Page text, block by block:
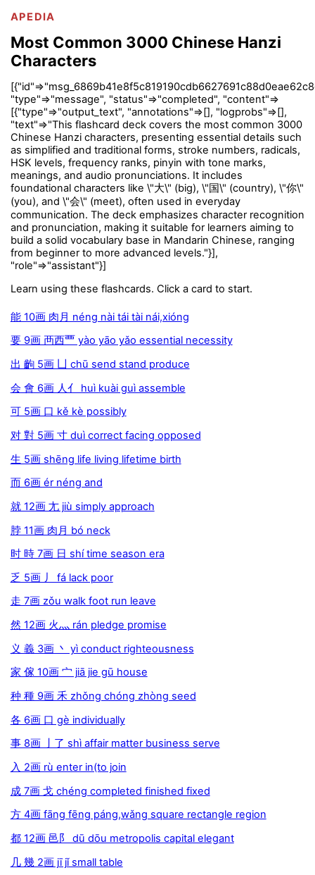
APEDIA
Most Common 3000 Chinese Hanzi
Characters
"type"=>"message", "status"=>"completed", "content"=>
[{"type"=>"output_text", "annotations"=>[], "logprobs"=>[],
"text"=>"This flashcard deck covers the most common 3000
Chinese Hanzi characters, presenting essential details such
as simplified and traditional forms, stroke numbers, radicals,
HSK levels, frequency ranks, pinyin with tone marks,
meanings, and audio pronunciations. It includes
foundational characters like \"大\" (big), \"国\" (country), \"你\"
(you), and \"会\" (meet), often used in everyday
communication. The deck emphasizes character recognition
and pronunciation, making it suitable for learners aiming to
build a solid vocabulary base in Mandarin Chinese, ranging
from beginner to more advanced levels."}],
"role"=>"assistant"}]
Learn using these flashcards. Click a card to start.
能 10画 肉月 néng nài tái tài nái,xióng
要 9画 襾西覀 yào yāo yǎo essential necessity
出 齣 5画 凵 chū send stand produce
会 會 6画 人亻 huì kuài guì assemble
可 5画 口 kě kè possibly
对 對 5画 寸 duì correct facing opposed
生 5画 shēng life living lifetime birth
而 6画 ér néng and
就 12画 尢 jiù simply approach
脖 11画 肉月 bó neck
时 時 7画 日 shí time season era
乏 5画 丿 fá lack poor
走 7画 zǒu walk foot run leave
然 12画 火灬 rán pledge promise
义 義 3画 丶 yì conduct righteousness
家 傢 10画 宀 jiā jie gū house
种 種 9画 禾 zhǒng chóng zhòng seed
各 6画 口 gè individually
事 8画 亅了 shì affair matter business serve
入 2画 rù enter in(to join
成 7画 戈 chéng completed finished fixed
方 4画 fāng fēng páng,wǎng square rectangle region
都 12画 邑阝 dū dōu metropolis capital elegant
几 幾 2画 jī jǐ small table